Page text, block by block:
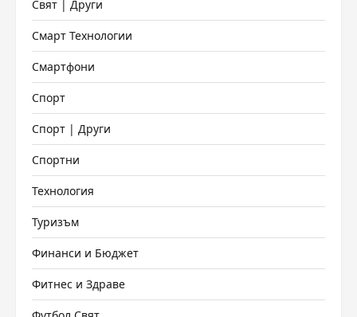
Свят | Други
Смарт Технологии
Смартфони
Спорт
Спорт | Други
Спортни
Технология
Туризъм
Финанси и Бюджет
Фитнес и Здраве